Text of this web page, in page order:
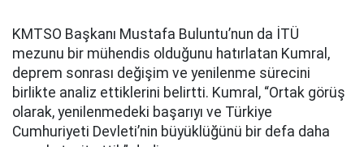
KMTSO Başkanı Mustafa Buluntu’nun da İTÜ
mezunu bir mühendis olduğunu hatırlatan Kumral,
deprem sonrası değişim ve yenilenme sürecini
birlikte analiz ettiklerini belirtti. Kumral, “Ortak görüş
olarak, yenilenmedeki başarıyı ve Türkiye
Cumhuriyeti Devleti’nin büyüklüğünü bir defa daha